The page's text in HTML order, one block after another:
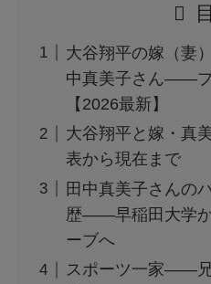
大谷翔平の嫁（妻
中真美子さん——
【2026最新】
大谷翔平と嫁・真
表から現在まで
田中真美子さんの
歴——早稲田大学
ーブへ
スポーツ一家——